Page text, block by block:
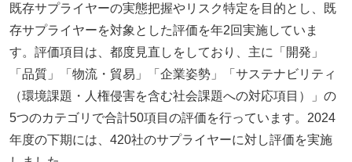
既存サプライヤーの実態把握やリスク特定を目的とし、既
存サプライヤーを対象とした評価を年2回実施していま
す。評価項目は、都度見直しをしており、主に「開発」
「品質」「物流・貿易」「企業姿勢」「サステナビリティ
（環境課題・人権侵害を含む社会課題への対応項目）」の
5つのカテゴリで合計50項目の評価を行っています。2024
年度の下期には、420社のサプライヤーに対し評価を実施